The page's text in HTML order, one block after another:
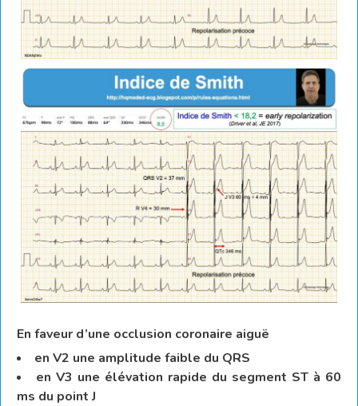
En faveur d’une occlusion coronaire aiguë
en V2 une amplitude faible du QRS
en V3 une élévation rapide du segment ST à 60
ms du point J